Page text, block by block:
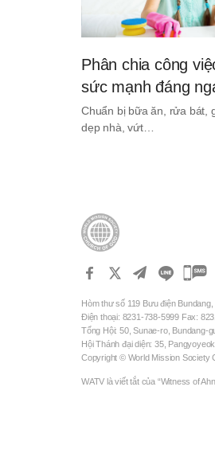
Phân chia công
sức mạnh đáng
Chuẩn bị bữa ăn, rửa bát,
dẹp nhà, vứt…
Hòm thư số 119 Bưu điện
Điện thoại: 8231-738-5999 Fax:
Tổng Hội: 50, Sunae-ro, Bundang-
Hội Thánh đại diện: 35,
Copyright © World Mission Society
WATV là viết tắt của “Witness of